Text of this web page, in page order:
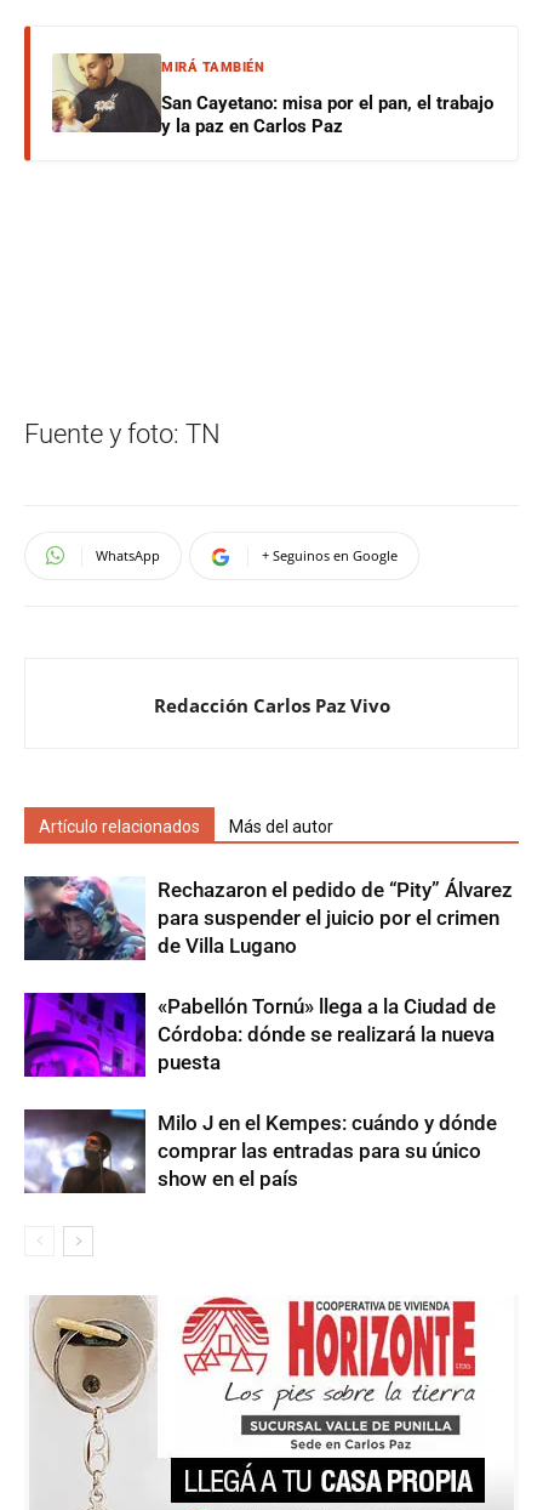
MIRÁ TAMBIÉN
San Cayetano: misa por el pan, el trabajo
y la paz en Carlos Paz
Fuente y foto: TN
WhatsApp + Seguinos en Google
Redacción Carlos Paz Vivo
Artículo relacionados Más del autor
Rechazaron el pedido de “Pity” Álvarez
para suspender el juicio por el crimen
de Villa Lugano
«Pabellón Tornú» llega a la Ciudad de
Córdoba: dónde se realizará la nueva
puesta
Milo J en el Kempes: cuándo y dónde
comprar las entradas para su único
show en el país